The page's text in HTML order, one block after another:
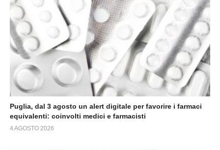
Puglia, dal 3 agosto un alert digitale per favorire i farmaci
equivalenti: coinvolti medici e farmacisti
4 AGOSTO 2026